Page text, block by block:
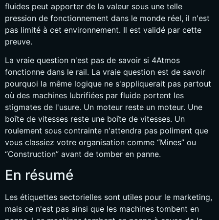
fluides peut apporter de la valeur sous une telle
pression de fonctionnement dans le monde réel, il n'est
pas limité à cet environnement. Il est validé par cette
preuve.
La vraie question n'est pas de savoir si 4Atmos
fonctionne dans le rail. La vraie question est de savoir
pourquoi la même logique ne s'appliquerait pas partout
où des machines lubrifiées par fluide portent les
stigmates de l'usure. Un moteur reste un moteur. Une
boîte de vitesses reste une boîte de vitesses. Un
roulement sous contrainte n'attendra pas poliment que
vous classiez votre organisation comme “Mines” ou
“Construction” avant de tomber en panne.
En résumé
Les étiquettes sectorielles sont utiles pour le marketing,
mais ce n'est pas ainsi que les machines tombent en